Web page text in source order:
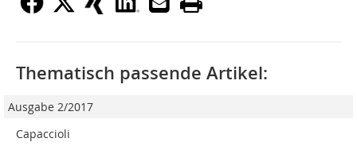
Thematisch passende Artikel:
Ausgabe 2/2017
Capaccioli